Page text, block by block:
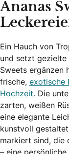
Ananas
Ein Hauch von
und setzt gezielte
Sweets ergänzen
frische, exotische
Hochzeit. Die
zarten, weißen
eine elegante
kunstvoll
markiert sind, die